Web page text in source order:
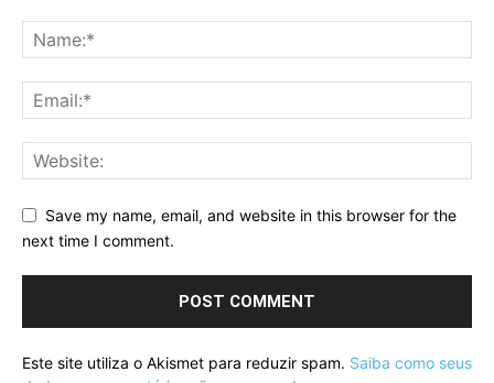
Save my name, email, and website in this browser for the
next time I comment.
Este site utiliza o Akismet para reduzir spam. Saiba como seus